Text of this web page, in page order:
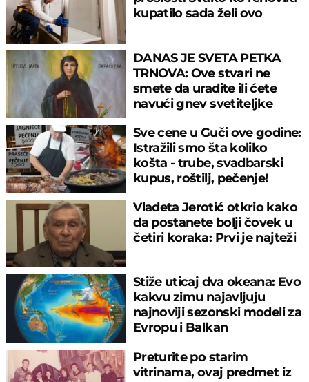
kupatilo sada želi ovo
DANAS JE SVETA PETKA
TRNOVA: Ove stvari ne
smete da uradite ili ćete
navući gnev svetiteljke
Sve cene u Guči ove godine:
Istražili smo šta koliko
košta - trube, svadbarski
kupus, roštilj, pečenje!
Vladeta Jerotić otkrio kako
da postanete bolji čovek u
četiri koraka: Prvi je najteži
Stiže uticaj dva okeana: Evo
kakvu zimu najavljuju
najnoviji sezonski modeli za
Evropu i Balkan
Preturite po starim
vitrinama, ovaj predmet iz